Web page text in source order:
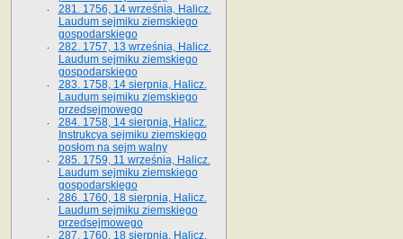
281. 1756, 14 września, Halicz.
Laudum sejmiku ziemskiego
gospodarskiego
282. 1757, 13 września, Halicz.
Laudum sejmiku ziemskiego
gospodarskiego
283. 1758, 14 sierpnia, Halicz.
Laudum sejmiku ziemskiego
przedsejmowego
284. 1758, 14 sierpnia, Halicz.
Instrukcya sejmiku ziemskiego
posłom na sejm walny
285. 1759, 11 września, Halicz.
Laudum sejmiku ziemskiego
gospodarskiego
286. 1760, 18 sierpnia, Halicz.
Laudum sejmiku ziemskiego
przedsejmowego
287. 1760, 18 sierpnia, Halicz.